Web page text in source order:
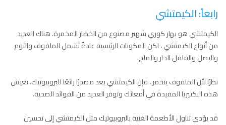
رابعاً: الكيمتشي
الكيمتشي هو بهار كوري شهير مصنوع من الخضار المخمرة. هناك العديد
من أنواع الكيمتشي ، لكن المكونات الرئيسية عادةً تشمل الملفوف والثوم
والبصل والفلفل الحار والملح.
نظرًا لأن الملفوف يتخمر ، فإن الكيمتشي يعد مصدرًا رائعًا للبروبيوتيك. تعيش
هذه البكتيريا المفيدة في أمعائك وتوفر العديد من الفوائد الصحية.
قد يؤدي تناول الأطعمة الغنية بالبروبيوتيك مثل الكيمتشي إلى تحسين